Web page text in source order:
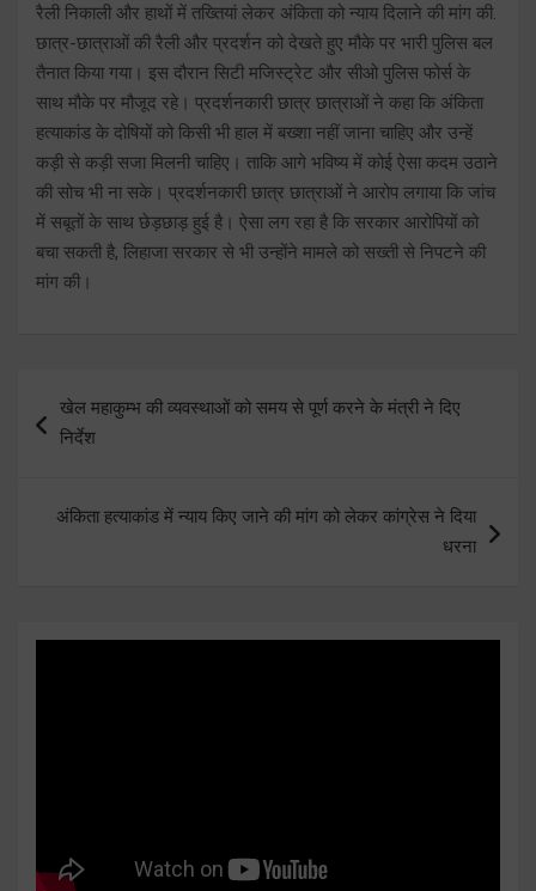
रैली निकाली और हाथों में तख्तियां लेकर अंकिता को न्याय दिलाने की मांग की.
छात्र-छात्राओं की रैली और प्रदर्शन को देखते हुए मौके पर भारी पुलिस बल
तैनात किया गया। इस दौरान सिटी मजिस्ट्रेट और सीओ पुलिस फोर्स के
साथ मौके पर मौजूद रहे। प्रदर्शनकारी छात्र छात्राओं ने कहा कि अंकिता
हत्याकांड के दोषियों को किसी भी हाल में बख्शा नहीं जाना चाहिए और उन्हें
कड़ी से कड़ी सजा मिलनी चाहिए। ताकि आगे भविष्य में कोई ऐसा कदम उठाने
की सोच भी ना सके। प्रदर्शनकारी छात्र छात्राओं ने आरोप लगाया कि जांच
में सबूतों के साथ छेड़छाड़ हुई है। ऐसा लग रहा है कि सरकार आरोपियों को
बचा सकती है, लिहाजा सरकार से भी उन्होंने मामले को सख्ती से निपटने की
मांग की।
navigation
खेल महाकुम्भ की व्यवस्थाओं को समय से पूर्ण करने के मंत्री ने दिए
निर्देश
अंकिता हत्याकांड में न्याय किए जाने की मांग को लेकर कांग्रेस ने दिया
धरना